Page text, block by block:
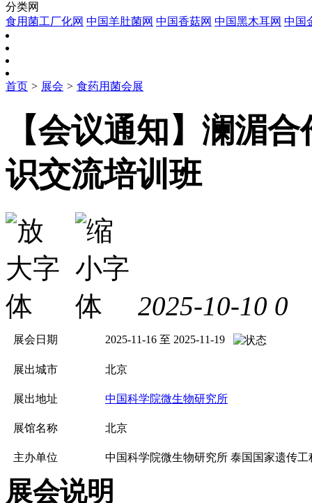
分类网
食用菌工厂化网 中国羊肚菌网 中国香菇网 中国黑木耳网 中国
首页 > 展会 > 食药用菌会展
【会议通知】澜湄
识交流培训班
2025-10-10 0
展会日期 2025-11-16 至 2025-11-19
展出城市 北京
展出地址 中国科学院微生物研究所
展馆名称 北京
主办单位 中国科学院微生物研究所 泰国国家遗传
展会说明